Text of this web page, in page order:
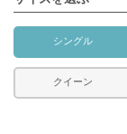
シングル
クイーン